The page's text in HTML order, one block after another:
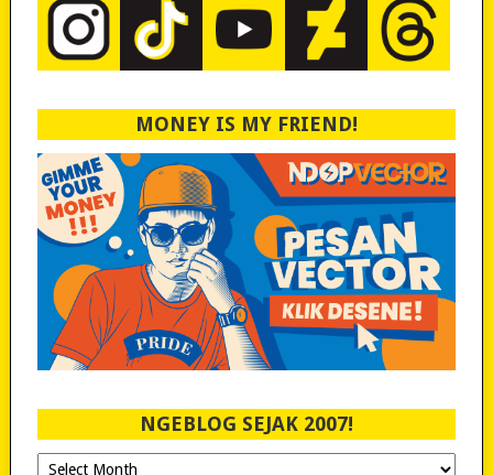
MONEY IS MY FRIEND!
NGEBLOG SEJAK 2007!
Ngeblog